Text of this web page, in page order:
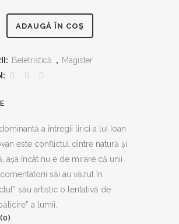
ADAUGĂ ÎN COȘ
Beletristică , Magister
a întregii lirici a lui Ioan
este conflictul dintre natură şi
aşa încât nu e de mirare că unii
săi au văzut în
său artistic o tentativă de
a lumii.